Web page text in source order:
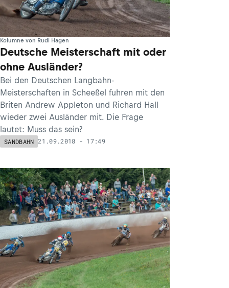
Kolumne von Rudi Hagen
Deutsche Meisterschaft mit oder
ohne Ausländer?
Bei den Deutschen Langbahn-
Meisterschaften in Scheeßel fuhren mit den
Briten Andrew Appleton und Richard Hall
wieder zwei Ausländer mit. Die Frage
lautet: Muss das sein?
SANDBAHN 21.09.2018 - 17:49